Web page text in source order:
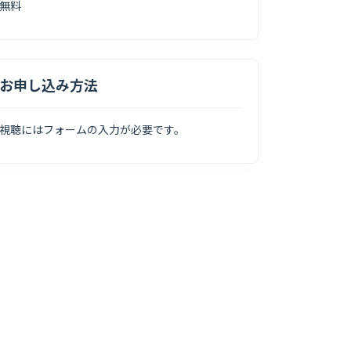
無料
お申し込み方法
視聴にはフォームの入力が必要です。